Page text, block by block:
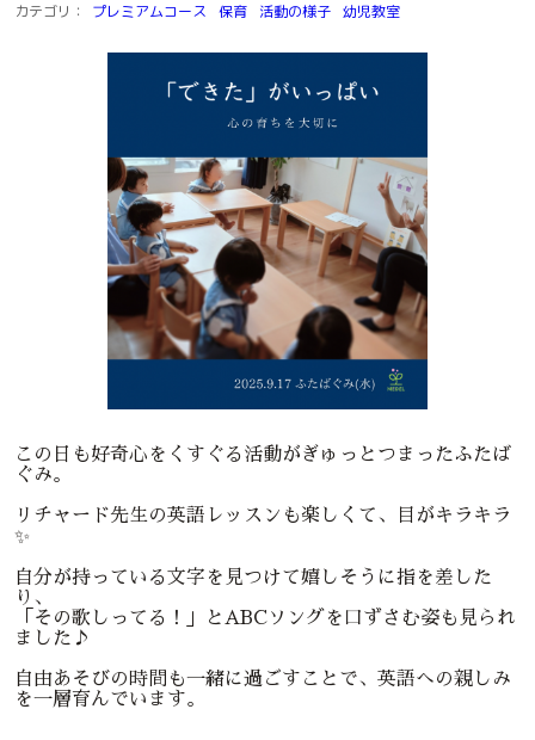
カテゴリ：
プレミアムコース 保育 活動の様子 幼児教室
この日も好奇心をくすぐる活動がぎゅっとつまったふたば
ぐみ。
リチャード先生の英語レッスンも楽しくて、目がキラキラ
✨
自分が持っている文字を見つけて嬉しそうに指を差した
り、
「その歌しってる！」とABCソングを口ずさむ姿も見られ
ました♪
自由あそびの時間も一緒に過ごすことで、英語への親しみ
を一層育んでいます。